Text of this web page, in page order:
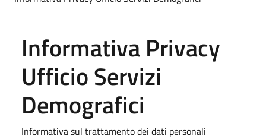
Informativa Privacy
Ufficio Servizi
Demografici
Informativa sul trattamento dei dati personali